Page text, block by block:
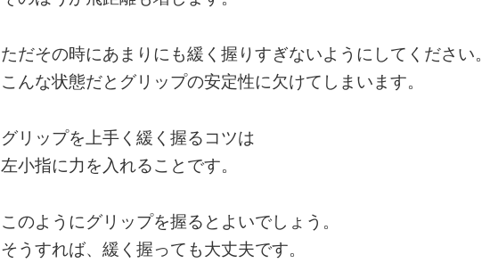
ただその時にあまりにも緩く握りすぎないようにしてください。
こんな状態だとグリップの安定性に欠けてしまいます。
グリップを上手く緩く握るコツは
左小指に力を入れることです。
このようにグリップを握るとよいでしょう。
そうすれば、緩く握っても大丈夫です。